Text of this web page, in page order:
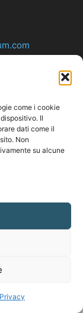
come i cookie
Il
dati come il
Non
su alcune